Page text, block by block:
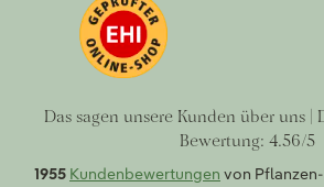
Das sagen unsere Kunden über uns
Bewertung: 4.56/5
1955 Kundenbewertungen von